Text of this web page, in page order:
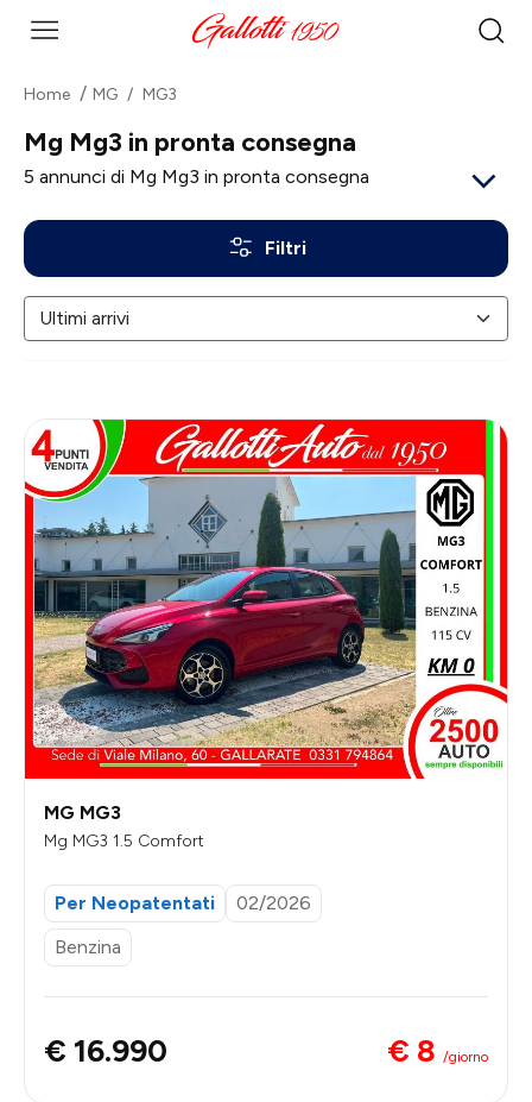
Home MG MG3
Mg Mg3 in pronta consegna
5 annunci di Mg Mg3 in pronta consegna
Filtri
MG MG3
Mg MG3 1.5 Comfort
Per Neopatentati
02/2026
Benzina
€ 16.990 € 8 /giorno